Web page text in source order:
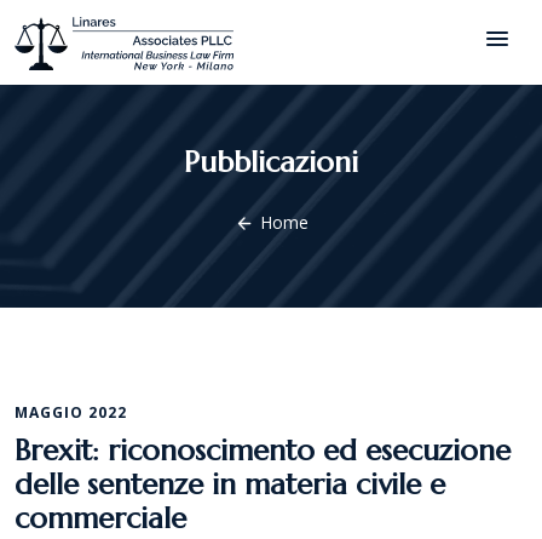
menu
Pubblicazioni
arrow_back Home
MAGGIO 2022
Brexit: riconoscimento ed esecuzione
delle sentenze in materia civile e
commerciale